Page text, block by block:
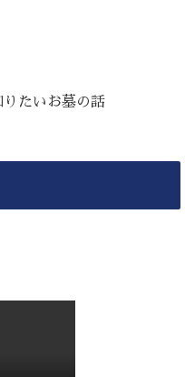
たいお墓の話